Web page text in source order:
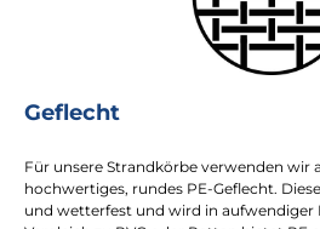
Geflecht
Für unsere Strandkörbe verwenden wir
hochwertiges, rundes PE-Geflecht.
und wetterfest und wird in